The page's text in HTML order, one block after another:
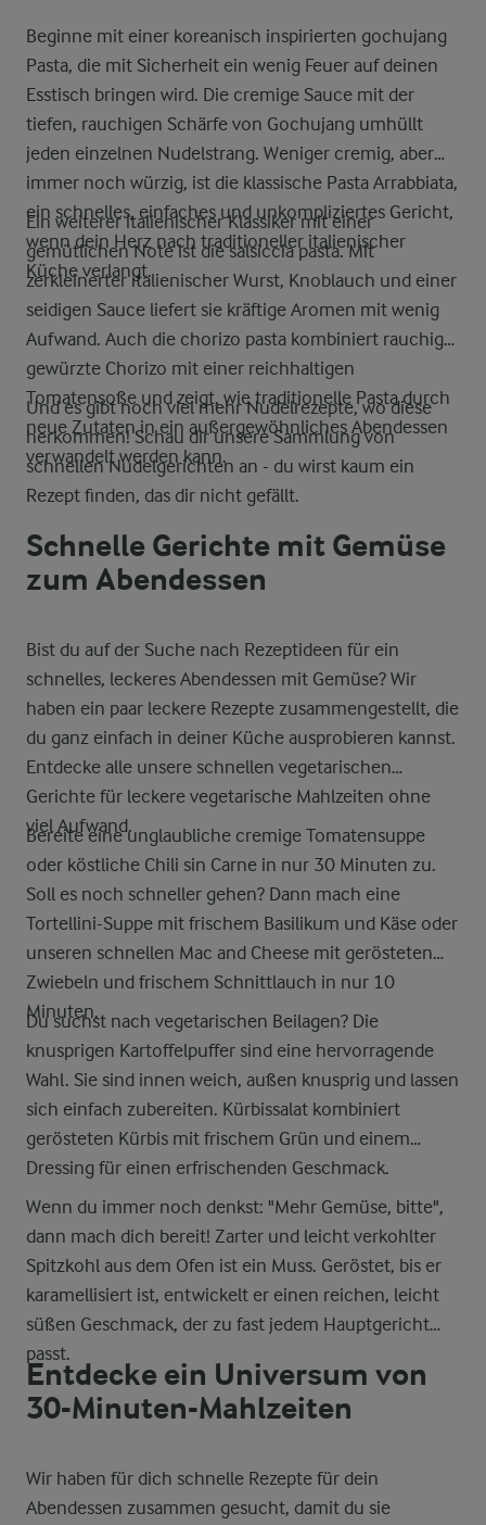
Beginne mit einer koreanisch inspirierten gochujang
Pasta, die mit Sicherheit ein wenig Feuer auf deinen
Esstisch bringen wird. Die cremige Sauce mit der
tiefen, rauchigen Schärfe von Gochujang umhüllt
jeden einzelnen Nudelstrang. Weniger cremig, aber
immer noch würzig, ist die klassische Pasta Arrabbiata,
ein schnelles, einfaches und unkompliziertes Gericht,
wenn dein Herz nach traditioneller italienischer
Küche verlangt.
Ein weiterer italienischer Klassiker mit einer
gemütlichen Note ist die salsiccia pasta. Mit
zerkleinerter italienischer Wurst, Knoblauch und einer
seidigen Sauce liefert sie kräftige Aromen mit wenig
Aufwand. Auch die chorizo pasta kombiniert rauchige,
gewürzte Chorizo mit einer reichhaltigen
Tomatensoße und zeigt, wie traditionelle Pasta durch
neue Zutaten in ein außergewöhnliches Abendessen
verwandelt werden kann.
Und es gibt noch viel mehr Nudelrezepte, wo diese
herkommen! Schau dir unsere Sammlung von
schnellen Nudelgerichten an - du wirst kaum ein
Rezept finden, das dir nicht gefällt.
Schnelle Gerichte mit Gemüse
zum Abendessen
Bist du auf der Suche nach Rezeptideen für ein
schnelles, leckeres Abendessen mit Gemüse? Wir
haben ein paar leckere Rezepte zusammengestellt, die
du ganz einfach in deiner Küche ausprobieren kannst.
Entdecke alle unsere schnellen vegetarischen
Gerichte für leckere vegetarische Mahlzeiten ohne
viel Aufwand.
Bereite eine unglaubliche cremige Tomatensuppe
oder köstliche Chili sin Carne in nur 30 Minuten zu.
Soll es noch schneller gehen? Dann mach eine
Tortellini-Suppe mit frischem Basilikum und Käse oder
unseren schnellen Mac and Cheese mit gerösteten
Zwiebeln und frischem Schnittlauch in nur 10
Minuten.
Du suchst nach vegetarischen Beilagen? Die
knusprigen Kartoffelpuffer sind eine hervorragende
Wahl. Sie sind innen weich, außen knusprig und lassen
sich einfach zubereiten. Kürbissalat kombiniert
gerösteten Kürbis mit frischem Grün und einem
Dressing für einen erfrischenden Geschmack.
Wenn du immer noch denkst: "Mehr Gemüse, bitte",
dann mach dich bereit! Zarter und leicht verkohlter
Spitzkohl aus dem Ofen ist ein Muss. Geröstet, bis er
karamellisiert ist, entwickelt er einen reichen, leicht
süßen Geschmack, der zu fast jedem Hauptgericht
passt.
Entdecke ein Universum von
30-Minuten-Mahlzeiten
Wir haben für dich schnelle Rezepte für dein
Abendessen zusammen gesucht, damit du sie